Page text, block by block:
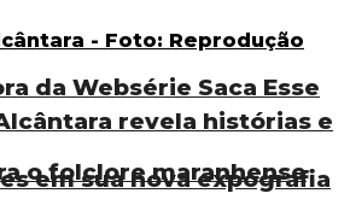
revela histórias e
em sua nova expografia
da Websérie Saca Esse
o folclore maranhense